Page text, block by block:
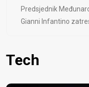
Predsjednik
Gianni Infantino
Tech